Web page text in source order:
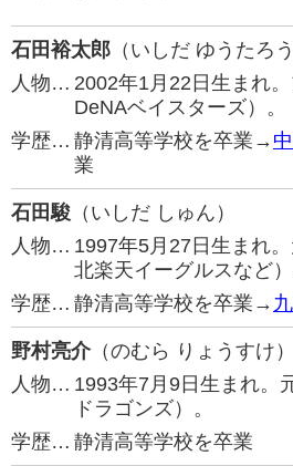
石田裕太郎 （いしだ ゆうたろう
人物… 2002年1月22日生まれ
DeNAベイスターズ）。
学歴… 静清高等学校を卒業→
業
石田駿 （いしだ しゅん）
人物… 1997年5月27日生まれ
北楽天イーグルスなど）
学歴… 静清高等学校を卒業→
野村亮介（のむら りょうすけ）
人物… 1993年7月9日生まれ。
ドラゴンズ）。
学歴… 静清高等学校を卒業